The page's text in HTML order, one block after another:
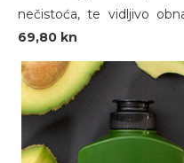
nečistoća, te vidljivo
69,80 kn